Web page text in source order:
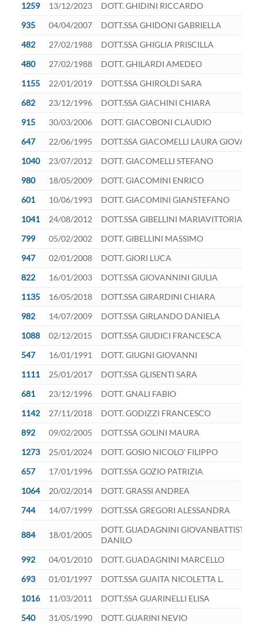
1259
13/12/2023
DOTT. GHIDINI RICCARDO
935
04/04/2007
DOTT.SSA GHIDONI GABRIELLA
482
27/02/1988
DOTT.SSA GHIGLIA PRISCILLA
480
27/02/1988
DOTT. GHILARDI AMEDEO
1155
22/01/2019
DOTT.SSA GHIROLDI SARA
682
23/12/1996
DOTT.SSA GIACHINI CHIARA
915
30/03/2006
DOTT. GIACOBONI CLAUDIO
647
22/06/1995
DOTT.SSA GIACOMELLI LAURA
1040
23/07/2012
DOTT. GIACOMELLI STEFANO
980
18/05/2009
DOTT. GIACOMINI ENRICO
601
10/06/1993
DOTT. GIACOMINI GIANSTEFANO
1041
24/08/2012
DOTT.SSA GIBELLINI MARIAVITTORIA
799
05/02/2002
DOTT. GIBELLINI MASSIMO
947
02/01/2008
DOTT. GIORI LUCA
822
16/01/2003
DOTT.SSA GIOVANNINI GIULIA
1135
16/05/2018
DOTT.SSA GIRARDINI CHIARA
982
14/07/2009
DOTT.SSA GIRLANDO DANIELA
1088
02/12/2015
DOTT.SSA GIUDICI FRANCESCA
547
16/01/1991
DOTT. GIUGNI GIOVANNI
1111
25/01/2017
DOTT.SSA GLISENTI SARA
681
23/12/1996
DOTT. GNALI FABIO
1142
27/11/2018
DOTT. GODIZZI FRANCESCO
892
09/02/2005
DOTT.SSA GOLINI MAURA
1273
25/01/2024
DOTT. GOSIO NICOLO' FILIPPO
657
17/01/1996
DOTT.SSA GOZIO PATRIZIA
1064
20/02/2014
DOTT. GRASSI ANDREA
744
14/07/1999 DOTT.SSA GREGORI ALESSANDRA
884 18/01/2005
DOTT. GUADAGNINI GIOVANBATTISTA
DANILO
992
04/01/2010
DOTT. GUADAGNINI MARCELLO
693
01/01/1997
DOTT.SSA GUAITA NICOLETTA L.
1016
11/03/2011
DOTT.SSA GUARINELLI ELISA
540
31/05/1990
DOTT. GUARINI NEVIO